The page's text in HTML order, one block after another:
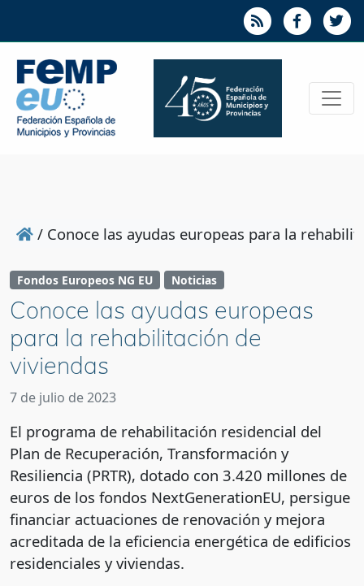
/ Conoce las ayudas europeas para la
Fondos Europeos NG EU Noticias
Conoce las ayudas europeas
para la rehabilitación de
viviendas
7 de julio de 2023
El programa de rehabilitación residencial del
Plan de Recuperación, Transformación y
Resiliencia (PRTR), dotado con 3.420 millones de
euros de los fondos NextGenerationEU, persigue
financiar actuaciones de renovación y mejora
acreditada de la eficiencia energética de edificios
residenciales y viviendas.